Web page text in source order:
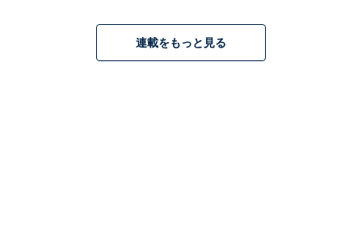
17分乗車し、バス停「野溝口」下車後、徒歩約5分。ま
たは、JR南松本駅・JR平田駅前からコミュニティバス南
連載をもっと見る